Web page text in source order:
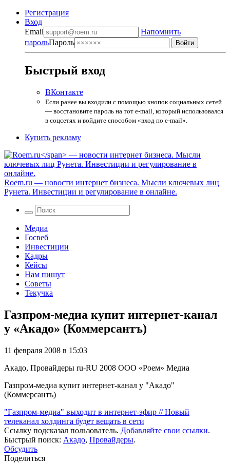
Регистрация
Вход
Email
Напомнить
парольПароль
Быстрый вход
ВКонтакте
Если ранее вы входили с помощью кнопок социальных сетей
— восстановите пароль на тот e-mail, который использовался
в соцсетях и войдите способом «вход по e-mail».
Купить рекламу
Roem.ru — новости интернет бизнеса. Мысли ключевых лиц
Рунета. Инвестиции и регулирование в онлайне.
Медиа
Госвеб
Инвестиции
Кадры
Кейсы
Нам пишут
Советы
Текучка
Газпром-медиа купит интернет-канал
у «Акадо» (Коммерсантъ)
11 февраля 2008 в 15:03
Акадо, Провайдеры ru-RU 2008 ООО «Роем» Медиа
Газпром-медиа купит интернет-канал у "Акадо"
(Коммерсантъ)
"Газпром-медиа" выходит в интернет-эфир // Новый
телеканал холдинга будет вещать в сети
Ссылку подсказал пользователь. Добавляйте свои ссылки.
Быстрый поиск: Акадо, Провайдеры.
Обсудить
Поделиться